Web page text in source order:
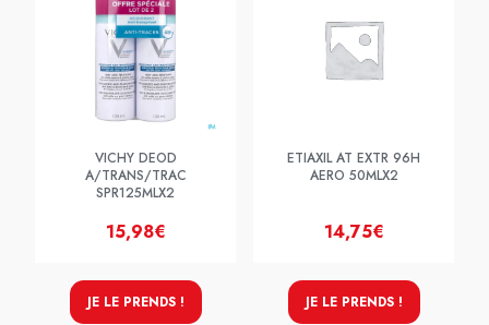
VICHY DEOD
A/TRANS/TRAC
SPR125MLX2
15,98€
JE LE PRENDS !
ETIAXIL AT EXTR 96H
AERO 50MLX2
14,75€
JE LE PRENDS !